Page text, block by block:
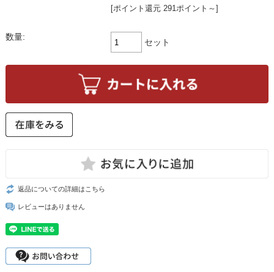
[ポイント還元 291ポイント～]
数量:
セット
返品についての詳細はこちら
レビューはありません